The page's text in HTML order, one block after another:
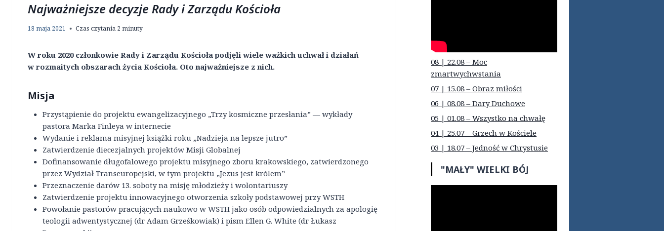
Najważniejsze decyzje Rady i Zarządu Kościoła
18 maja 2021 Czas czytania 2 minuty
W roku 2020 członkowie Rady i Zarządu Kościoła podjęli wiele ważkich uchwał i działań
w rozmaitych obszarach życia Kościoła. Oto najważniejsze z nich.
Misja
Przystąpienie do projektu ewangelizacyjnego „Trzy kosmiczne przesłania” — wykłady
pastora Marka Finleya w internecie
Wydanie i reklama misyjnej książki roku „Nadzieja na lepsze jutro”
Zatwierdzenie diecezjalnych projektów Misji Globalnej
Dofinansowanie długofalowego projektu misyjnego zboru krakowskiego, zatwierdzonego
przez Wydział Transeuropejski, w tym projektu „Jezus jest królem”
Przeznaczenie darów 13. soboty na misję młodzieży i wolontariuszy
Zatwierdzenie projektu innowacyjnego otworzenia szkoły podstawowej przy WSTH
Powołanie pastorów pracujących naukowo w WSTH jako osób odpowiedzialnych za apologię
teologii adwentystycznej (dr Adam Grześkowiak) i pism Ellen G. White (dr Łukasz
08 | 22.08 – Moc
zmartwychwstania
07 | 15.08 – Obraz miłości
06 | 08.08 – Dary Duchowe
05 | 01.08 – Wszystko na chwałę
04 | 25.07 – Grzech w Kościele
03 | 18.07 – Jedność w Chrystusie
"MAŁY" WIELKI BÓJ